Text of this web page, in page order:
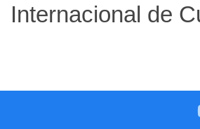
Internacional de